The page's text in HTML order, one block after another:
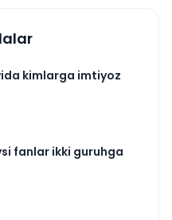
kimlarga imtiyoz
fanlar ikki guruhga